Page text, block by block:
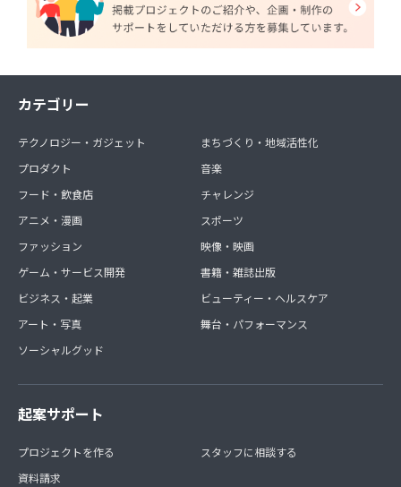
カテゴリー
テクノロジー・ガジェット
プロダクト
フード・飲食店
アニメ・漫画
ファッション
ゲーム・サービス開発
ビジネス・起業
アート・写真
ソーシャルグッド
まちづくり・地域活性化
音楽
チャレンジ
スポーツ
映像・映画
書籍・雑誌出版
ビューティー・ヘルスケア
舞台・パフォーマンス
起案サポート
プロジェクトを作る
資料請求
スタッフに相談する